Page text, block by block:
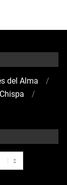
del Alma